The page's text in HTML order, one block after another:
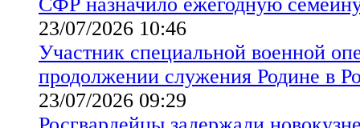
23/07/2026 10:46
Участник специальной военной
продолжении служения Родине в
23/07/2026 09:29